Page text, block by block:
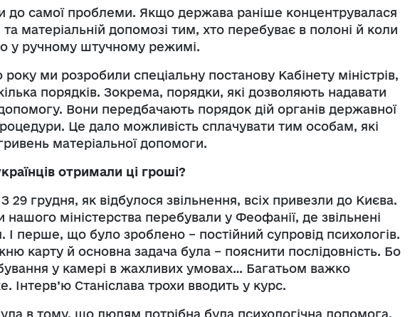
до самої проблеми. Якщо держава раніше концентрувалася
матеріальній допомозі тим, хто перебуває в полоні й коли
у ручному штучному режимі.
ми розробили спеціальну постанову Кабінету міністрів,
порядків. Зокрема, порядки, які дозволяють надавати
Вони передбачають порядок дій органів державної
Це дало можливість сплачувати тим особам, які
матеріальної допомоги.
отримали ці гроші?
29 грудня, як відбулося звільнення, всіх привезли до Києва.
нашого міністерства перебували у Феофанії, де звільнені
І перше, що було зроблено – постійний супровід психологів.
карту й основна задача була – пояснити послідовність. Бо
у камері в жахливих умовах… Багатьом важко
Інтерв’ю Станіслава трохи вводить у курс.
в тому, що людям потрібна була психологічна допомога.